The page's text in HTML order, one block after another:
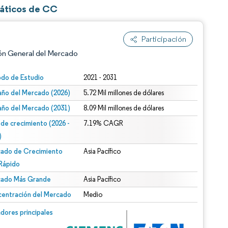
de CC
Participación
General del Mercado
de Estudio 2021 - 2031
del Mercado (2026) 5.72 Mil millones de dólares
del Mercado (2031) 8.09 Mil millones de dólares
de crecimiento (2026 -
7.19% CAGR
de Crecimiento
Asia Pacífico
Más Grande Asia Pacífico
del Mercado Medio
principales
© Mordor Intelligence. El uso requiere atribución según CC BY 4.0.
CC BY 4.0.